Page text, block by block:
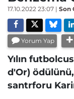
17.10.2022 23:07 | Son
Yorum Yap
Yılın
d'Or)
santrforu